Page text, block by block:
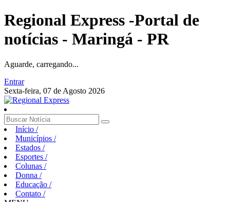
Regional Express -Portal de
notícias - Maringá - PR
Aguarde, carregando...
Entrar
Sexta-feira, 07 de Agosto 2026
Início /
Municípios /
Estados /
Esportes /
Colunas /
Donna /
Educação /
Contato /